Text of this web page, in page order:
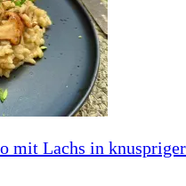
mit Lachs in knuspriger